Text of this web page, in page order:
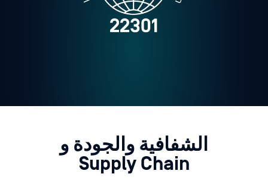
الشفافية والجودة و
Supply Chain